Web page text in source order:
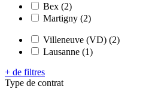
Bex (2)
Martigny (2)
Villeneuve (VD) (2)
Lausanne (1)
+ de filtres
Type de contrat